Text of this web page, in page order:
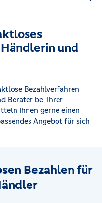
und
Bezahlverfahren
Berater bei Ihrer
Ihnen gerne einen
Angebot für sich
Bezahlen für